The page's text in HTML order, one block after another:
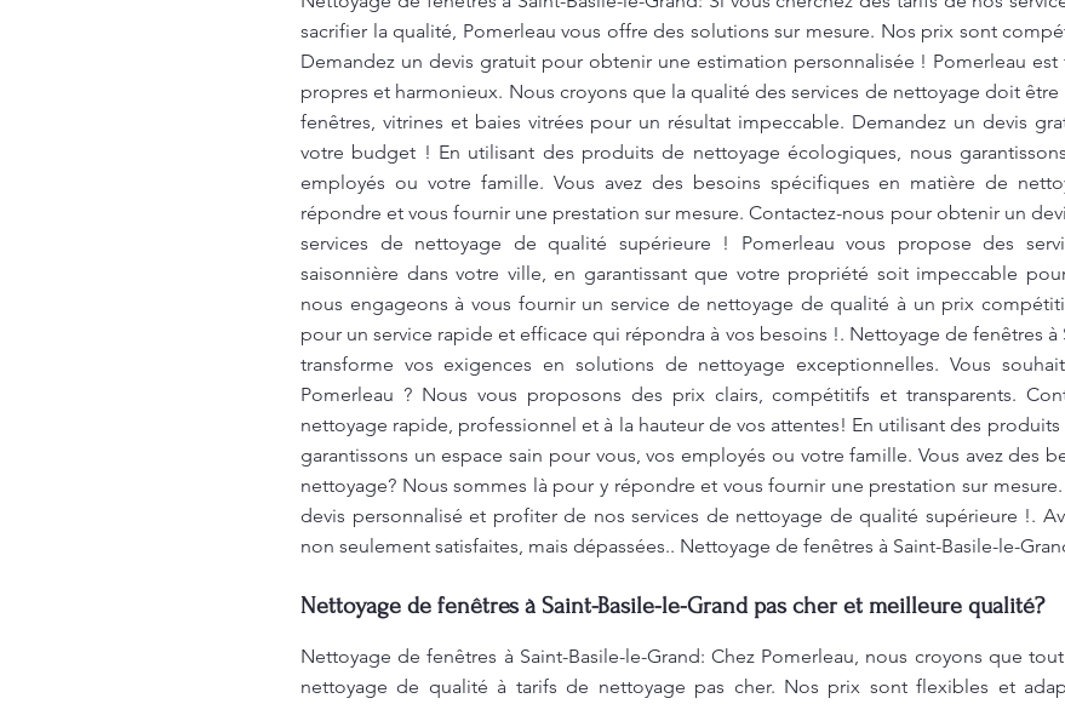
sacrifier la qualité, Pomerleau vous offre des solutions sur mesure. Nos prix sont
Demandez un devis gratuit pour obtenir une estimation personnalisée ! Pomerleau
propres et harmonieux. Nous croyons que la qualité des services de nettoyage doit
fenêtres, vitrines et baies vitrées pour un résultat impeccable. Demandez un devis
votre budget ! En utilisant des produits de nettoyage écologiques, nous
employés ou votre famille. Vous avez des besoins spécifiques en matière de
répondre et vous fournir une prestation sur mesure. Contactez-nous pour obtenir un
services de nettoyage de qualité supérieure ! Pomerleau vous propose des
saisonnière dans votre ville, en garantissant que votre propriété soit impeccable
nous engageons à vous fournir un service de nettoyage de qualité à un prix
pour un service rapide et efficace qui répondra à vos besoins !. Nettoyage de fenêtres à
transforme vos exigences en solutions de nettoyage exceptionnelles. Vous
Pomerleau ? Nous vous proposons des prix clairs, compétitifs et transparents.
nettoyage rapide, professionnel et à la hauteur de vos attentes! En utilisant des
garantissons un espace sain pour vous, vos employés ou votre famille. Vous avez des
nettoyage? Nous sommes là pour y répondre et vous fournir une prestation sur
devis personnalisé et profiter de nos services de nettoyage de qualité supérieure !.
non seulement satisfaites, mais dépassées.. Nettoyage de fenêtres à Saint-Basile-le-
Nettoyage de fenêtres à Saint-Basile-le-Grand pas cher et meilleure qualité?
Nettoyage de fenêtres à Saint-Basile-le-Grand: Chez Pomerleau, nous croyons que
nettoyage de qualité à tarifs de nettoyage pas cher. Nos prix sont flexibles et